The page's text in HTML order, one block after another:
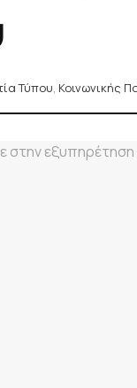
Τύπου, Κοινωνικής